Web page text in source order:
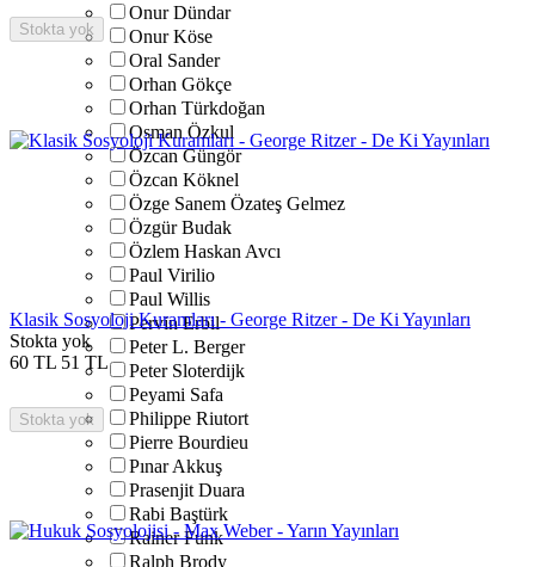
Onur Dündar
Onur Köse
Oral Sander
Orhan Gökçe
Orhan Türkdoğan
Osman Özkul
Özcan Güngör
Özcan Köknel
Özge Sanem Özateş Gelmez
Özgür Budak
Özlem Haskan Avcı
Paul Virilio
Paul Willis
Pervin Erbil
Peter L. Berger
Peter Sloterdijk
Peyami Safa
Philippe Riutort
Pierre Bourdieu
Pınar Akkuş
Prasenjit Duara
Rabi Baştürk
Rainer Funk
Ralph Brody
Stokta yok
Klasik Sosyoloji Kuramları - George Ritzer - De Ki Yayınları
Stokta yok
60 TL 51 TL
Stokta yok